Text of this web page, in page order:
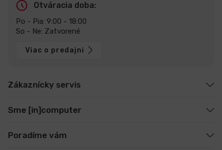
Otváracia doba:
Po - Pia: 9:00 - 18:00
So - Ne: Zatvorené
Viac o predajni
Zákaznícky servis
Sme [in]computer
Poradíme vám